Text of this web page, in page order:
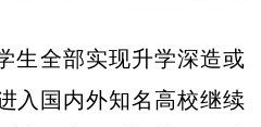
生全部实现升学深造或
入国内外知名高校继续